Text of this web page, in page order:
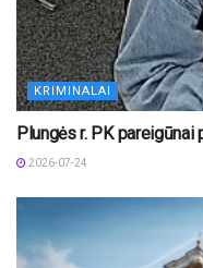
KRIMINALAI
Plungės r. PK
2026-07-24